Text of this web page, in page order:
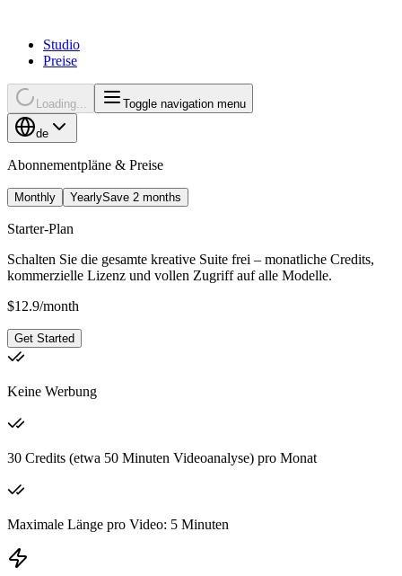
Studio
Preise
Loading... Toggle navigation menu
de
Abonnementpläne & Preise
Monthly YearlySave 2 months
Starter-Plan
Schalten Sie die gesamte kreative Suite frei – monatliche Credits,
kommerzielle Lizenz und vollen Zugriff auf alle Modelle.
$12.9/month
Get Started
Keine Werbung
30 Credits (etwa 50 Minuten Videoanalyse) pro Monat
Maximale Länge pro Video: 5 Minuten